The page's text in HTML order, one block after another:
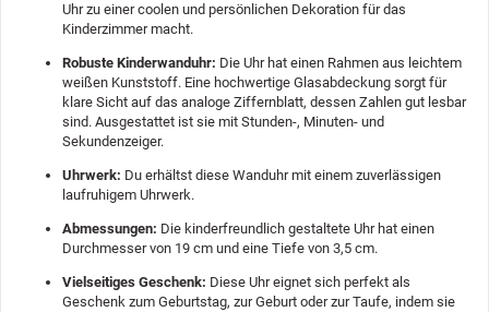
Uhr zu einer coolen und persönlichen Dekoration für das
Kinderzimmer macht.
Robuste Kinderwanduhr: Die Uhr hat einen Rahmen aus leichtem
weißen Kunststoff. Eine hochwertige Glasabdeckung sorgt für
klare Sicht auf das analoge Ziffernblatt, dessen Zahlen gut lesbar
sind. Ausgestattet ist sie mit Stunden-, Minuten- und
Sekundenzeiger.
Uhrwerk: Du erhältst diese Wanduhr mit einem zuverlässigen
laufruhigem Uhrwerk.
Abmessungen: Die kinderfreundlich gestaltete Uhr hat einen
Durchmesser von 19 cm und eine Tiefe von 3,5 cm.
Vielseitiges Geschenk: Diese Uhr eignet sich perfekt als
Geschenk zum Geburtstag, zur Geburt oder zur Taufe, indem sie